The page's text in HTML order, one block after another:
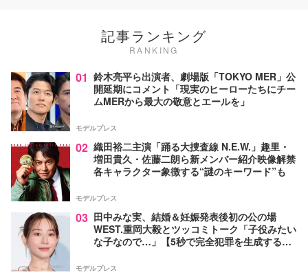
記事ランキング
RANKING
01 鈴木亮平ら出演者、劇場版「TOKYO MER」公
開延期にコメント「現実のヒーローたちにチー
ムMERから最大の敬意とエールを」
モデルプレス
02 織田裕二主演「踊る大捜査線 N.E.W.」趣里・
増田貴久・佐藤二朗ら新メンバー紹介映像解禁
各キャラクター象徴する“謎のキーワード”も
モデルプレス
03 田中みな実、結婚＆妊娠発表後初の公の場
WEST.重岡大毅とツッコミトーク「子役みたい
な子なので…」【5秒で完全犯罪を生成する方
モデルプレス